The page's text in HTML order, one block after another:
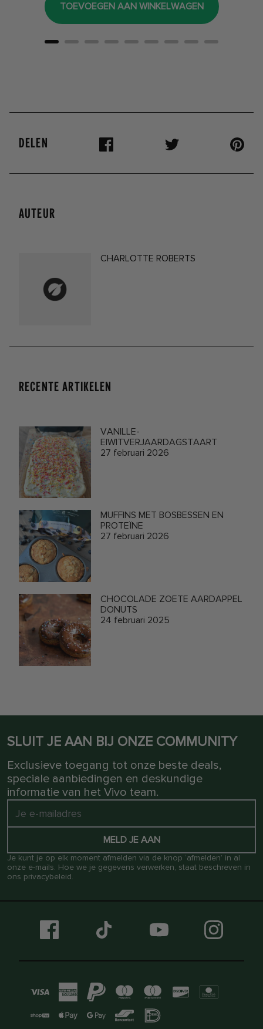
TOEVOEGEN AAN WINKELWAGEN
DELEN
AUTEUR
CHARLOTTE ROBERTS
RECENTE ARTIKELEN
VANILLE-
EIWITVERJAARDAGSTAART
27 februari 2026
MUFFINS MET BOSBESSEN EN
PROTEÏNE
27 februari 2026
CHOCOLADE ZOETE AARDAPPEL
DONUTS
24 februari 2025
SLUIT JE AAN BIJ ONZE COMMUNITY
Exclusieve toegang tot onze beste deals,
speciale aanbiedingen en deskundige
informatie van het Vivo team.
MELD JE AAN
Je kunt je op elk moment afmelden via de knop ‘afmelden’ in al
onze e-mails. Hoe we je gegevens verwerken, staat beschreven in
ons privacybeleid.